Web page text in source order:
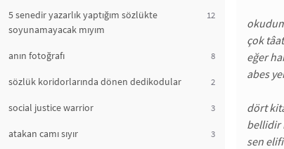
5 senedir yazarlık yaptığım sözlükte
soyunamayacak mıyım
12
anın fotoğrafı 8
sözlük koridorlarında dönen dedikodular 2
social justice warrior 3
atakan camı sıyır 3
çok
eğer
abes
dört
bellidir
sen